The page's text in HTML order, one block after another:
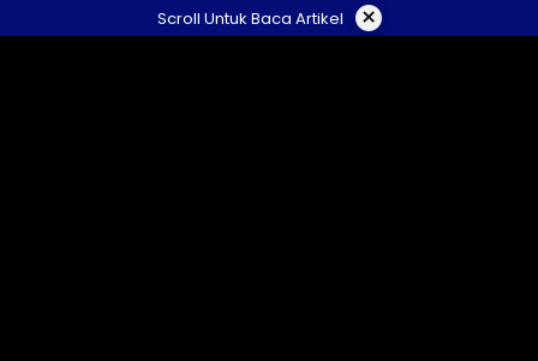
to
Scroll Untuk Baca Artikel ×